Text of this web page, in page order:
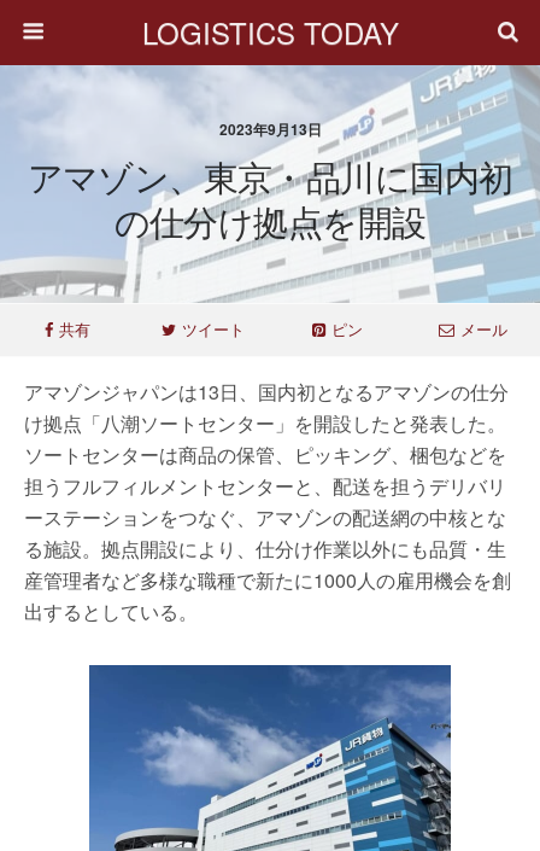
LOGISTICS TODAY
2023年9月13日
アマゾン、東京・品川に国内初
の仕分け拠点を開設
共有 ツイート ピン メール
アマゾンジャパンは13日、国内初となるアマゾンの仕分
け拠点「八潮ソートセンター」を開設したと発表した。
ソートセンターは商品の保管、ピッキング、梱包などを
担うフルフィルメントセンターと、配送を担うデリバリ
ーステーションをつなぐ、アマゾンの配送網の中核とな
る施設。拠点開設により、仕分け作業以外にも品質・生
産管理者など多様な職種で新たに1000人の雇用機会を創
出するとしている。